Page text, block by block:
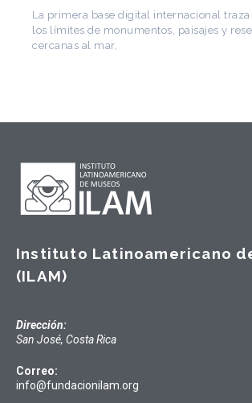
de Arquitectura Latinoamericana.
Instituto Latinoamericano
(ILAM)
Dirección:
San José, Costa Rica
Correo:
info@fundacionilam.org